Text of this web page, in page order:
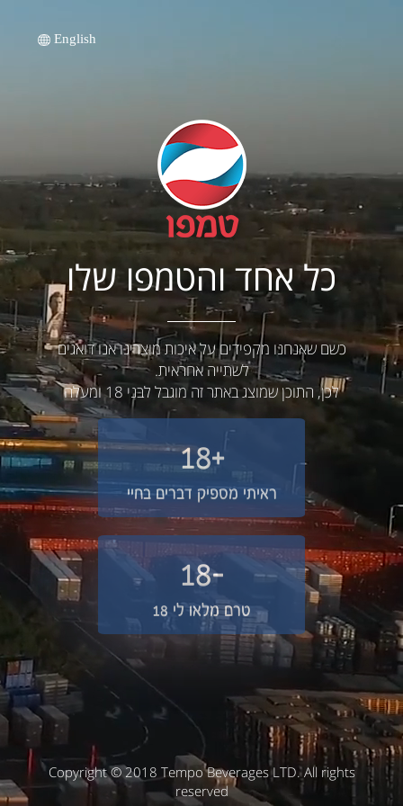
English
כל אחד והטמפו שלו
כשם שאנחנו מקפידים על איכות מוצרינו אנו דואגים
לשתייה אחראית.
לכן, התוכן שמוצג באתר זה מוגבל לבני 18 ומעלה
+18
ראיתי מספיק דברים בחיי
-18
טרם מלאו לי 18
Copyright © 2018 Tempo Beverages LTD. All rights
reserved